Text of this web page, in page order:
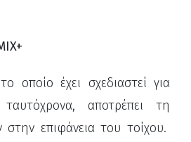
οποίο έχει σχεδιαστεί για
αποτρέπει τη
επιφάνεια του τοίχου.